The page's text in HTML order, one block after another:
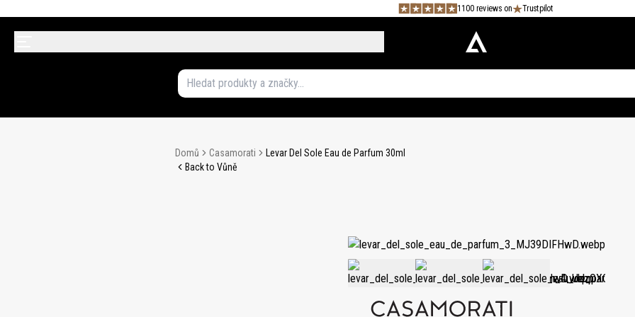
1100 reviews on Trustpilot
Domů Casamorati
Levar Del Sole Eau de Parfum 30ml
Back to Vůně